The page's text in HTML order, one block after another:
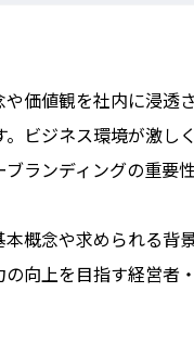
価値観を社内に浸透
ビジネス環境が激し
ランディングの重要性
概念や求められる背
向上を目指す経営者